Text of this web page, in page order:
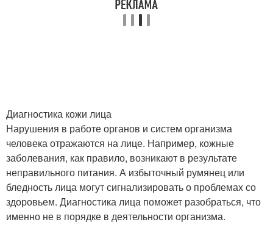
Диагностика кожи лица
Нарушения в работе органов и систем организма
человека отражаются на лице. Например, кожные
заболевания, как правило, возникают в результате
неправильного питания. А избыточный румянец или
бледность лица могут сигнализировать о проблемах со
здоровьем. Диагностика лица поможет разобраться, что
именно не в порядке в деятельности организма.